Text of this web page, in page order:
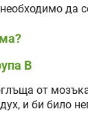
да
В
от
и би било